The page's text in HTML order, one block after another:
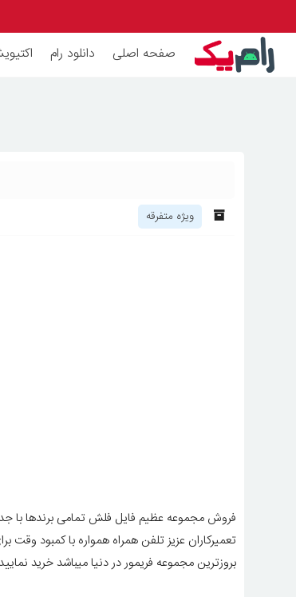
صفحه اصلی دانلود رام
ویژه متفرقه
فروش مجموعه عظیم فایل فلش تمامی برندها با
تعمیرکاران عزیز تلفن همراه همواره با کمبود
بروزترین مجموعه فریمور در دنیا میباشد خرید